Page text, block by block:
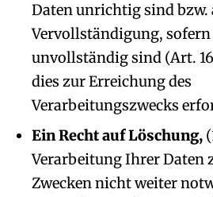
Daten unrichtig sind bzw.
Vervollständigung,
unvollständig sind (Art. 16
dies zur Erreichung des
Verarbeitungszwecks
Ein Recht auf Löschung,
Verarbeitung Ihrer Daten
Zwecken nicht weiter